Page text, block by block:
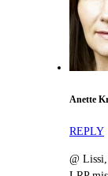
Anette
REPLY
@